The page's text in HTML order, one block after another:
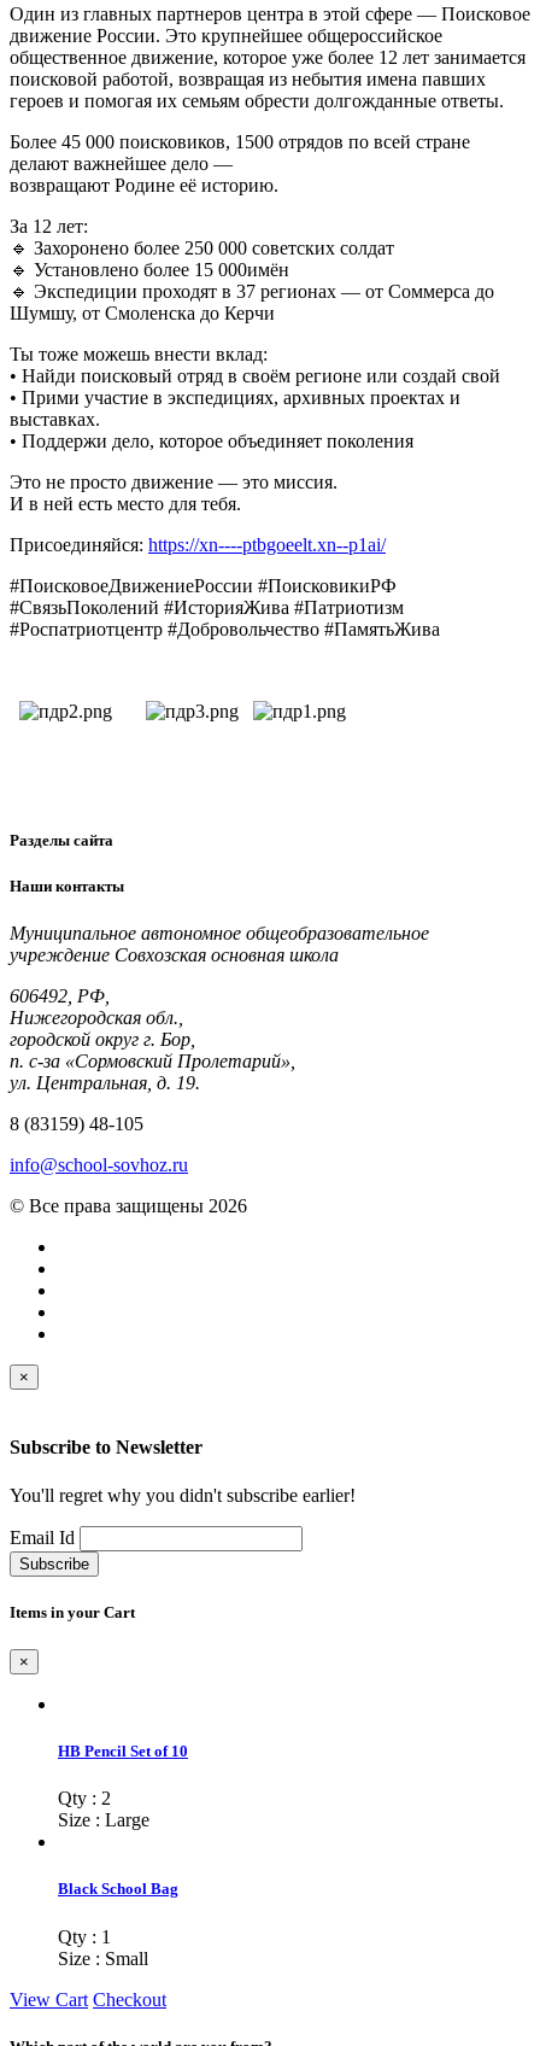
Один из главных партнеров центра в этой сфере — Поисковое
движение России. Это крупнейшее общероссийское
общественное движение, которое уже более 12 лет занимается
поисковой работой, возвращая из небытия имена павших
героев и помогая их семьям обрести долгожданные ответы.
Более 45 000 поисковиков, 1500 отрядов по всей стране
делают важнейшее дело —
возвращают Родине её историю.
За 12 лет:
🔹 Захоронено более 250 000 советских солдат
🔹 Установлено более 15 000имён
🔹 Экспедиции проходят в 37 регионах — от Соммерса до
Шумшу, от Смоленска до Керчи
Ты тоже можешь внести вклад:
• Найди поисковый отряд в своём регионе или создай свой
• Прими участие в экспедициях, архивных проектах и
выставках.
• Поддержи дело, которое объединяет поколения
Это не просто движение — это миссия.
И в ней есть место для тебя.
Присоединяйся: https://xn----ptbgoeelt.xn--p1ai/
#ПоисковоеДвижениеРоссии #ПоисковикиРФ
#СвязьПоколений #ИсторияЖива #Патриотизм
#Роспатриотцентр #Добровольчество #ПамятьЖива
Разделы сайта
Наши контакты
Муниципальное автономное общеобразовательное
учреждение Совхозская основная школа
606492, РФ,
Нижегородская обл.,
городской округ г. Бор,
п. с-за «Сормовский Пролетарий»,
ул. Центральная, д. 19.
8 (83159) 48-105
info@school-sovhoz.ru
© Все права защищены 2026
×
Subscribe to Newsletter
You'll regret why you didn't subscribe earlier!
Email Id
Subscribe
Items in your Cart
×
HB Pencil Set of 10
Qty : 2
Size : Large
Black School Bag
Qty : 1
Size : Small
View Cart Checkout